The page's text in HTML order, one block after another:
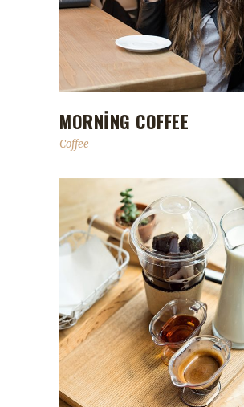
MORNING COFFEE
Coffee